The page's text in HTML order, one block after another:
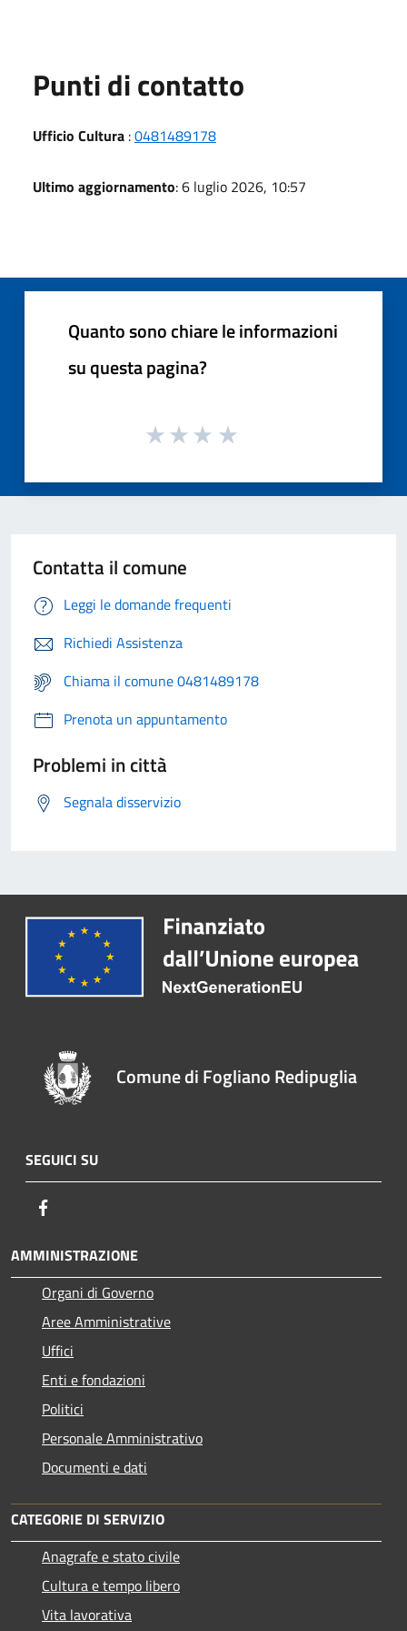
Punti di contatto
Ufficio Cultura :0481489178
Ultimo aggiornamento: 6 luglio 2026, 10:57
Quanto sono chiare le informazioni
su questa pagina?
Contatta il comune
Leggi le domande frequenti
Richiedi Assistenza
Chiama il comune 0481489178
Prenota un appuntamento
Problemi in città
Segnala disservizio
Comune di Fogliano Redipuglia
SEGUICI SU
AMMINISTRAZIONE
Organi di Governo
Aree Amministrative
Uffici
Enti e fondazioni
Politici
Personale Amministrativo
Documenti e dati
CATEGORIE DI SERVIZIO
Anagrafe e stato civile
Cultura e tempo libero
Vita lavorativa